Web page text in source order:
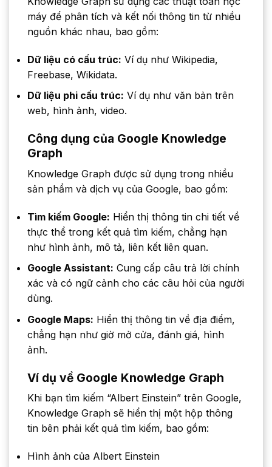
máy để phân tích và kết nối thông tin từ nhiều
nguồn khác nhau, bao gồm:
Dữ liệu có cấu trúc: Ví dụ như Wikipedia,
Freebase, Wikidata.
Dữ liệu phi cấu trúc: Ví dụ như văn bản trên
web, hình ảnh, video.
Công dụng của Google Knowledge
Graph
Knowledge Graph được sử dụng trong nhiều
sản phẩm và dịch vụ của Google, bao gồm:
Tìm kiếm Google: Hiển thị thông tin chi tiết về
thực thể trong kết quả tìm kiếm, chẳng hạn
như hình ảnh, mô tả, liên kết liên quan.
Google Assistant: Cung cấp câu trả lời chính
xác và có ngữ cảnh cho các câu hỏi của người
dùng.
Google Maps: Hiển thị thông tin về địa điểm,
chẳng hạn như giờ mở cửa, đánh giá, hình
ảnh.
Ví dụ về Google Knowledge Graph
Khi bạn tìm kiếm “Albert Einstein” trên Google,
Knowledge Graph sẽ hiển thị một hộp thông
tin bên phải kết quả tìm kiếm, bao gồm:
Hình ảnh của Albert Einstein